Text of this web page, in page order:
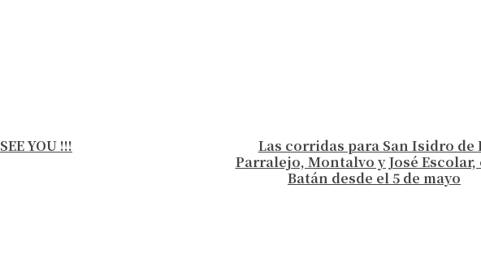
SEE YOU !!!
Las corridas para San Isidro de
Parralejo, Montalvo y José Escolar,
Batán desde el 5 de mayo